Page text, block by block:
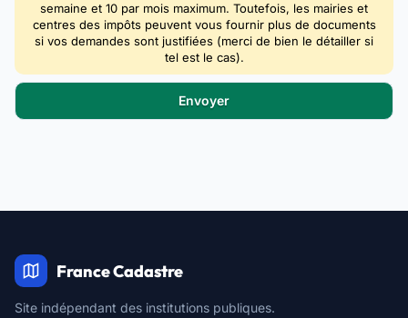
semaine et 10 par mois maximum. Toutefois, les mairies et
centres des impôts peuvent vous fournir plus de documents
si vos demandes sont justifiées (merci de bien le détailler si
tel est le cas).
France Cadastre
Site indépendant des institutions publiques.